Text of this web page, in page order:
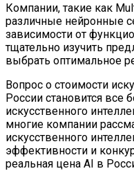
Компании, такие как
различные нейронные
зависимости от
тщательно изучить
выбрать оптимальное
Вопрос о стоимости
России становится все
искусственного
многие компании
искусственного
эффективности и
реальная цена AI в